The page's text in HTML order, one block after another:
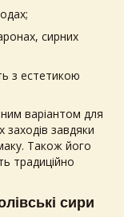
сирних
з естетикою
варіантом для
завдяки
Також його
традиційно
сири